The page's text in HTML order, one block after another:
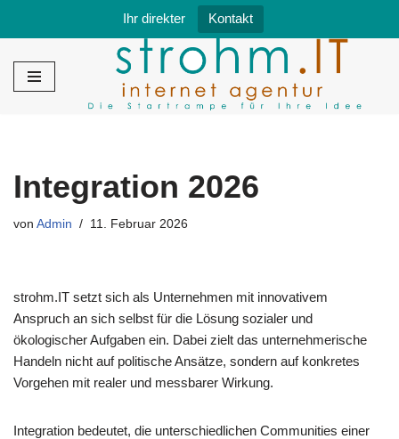
Ihr direkter Kontakt
Zum
Integration 2026
von Admin 11. Februar 2026
strohm.IT setzt sich als Unternehmen mit innovativem
Anspruch an sich selbst für die Lösung sozialer und
ökologischer Aufgaben ein. Dabei zielt das unternehmerische
Handeln nicht auf politische Ansätze, sondern auf konkretes
Vorgehen mit realer und messbarer Wirkung.
Integration bedeutet, die unterschiedlichen Communities einer